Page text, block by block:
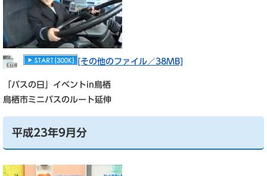
[その他のファイル／38MB]
「バスの日」イベントin鳥栖
鳥栖市ミニバスのルート延伸
平成23年9月分